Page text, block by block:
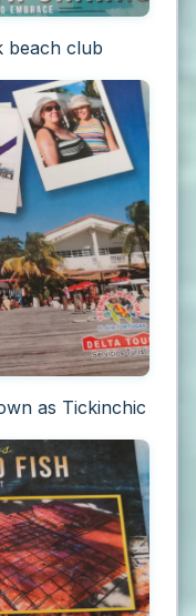
beach club
as Tickinchic